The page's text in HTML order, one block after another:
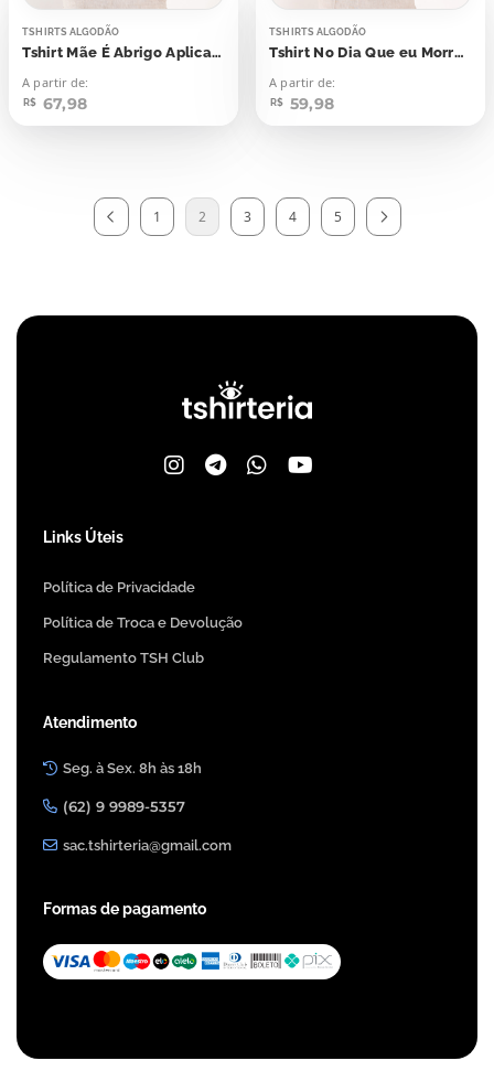
TSHIRTS ALGODÃO
Tshirt Mãe É Abrigo Aplicação
A partir de:
R$ 67,98
TSHIRTS ALGODÃO
Tshirt No Dia Que eu Morrer Vocês Vão Me Dar Valor
A partir de:
R$ 59,98
1 2 3 4 5
Links Úteis
Política de Privacidade
Política de Troca e Devolução
Regulamento TSH Club
Atendimento
Seg. à Sex. 8h às 18h
(62) 9 9989-5357
sac.tshirteria@gmail.com
Formas de pagamento